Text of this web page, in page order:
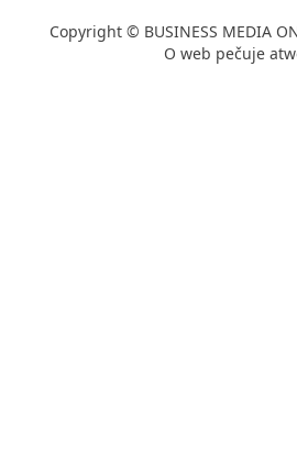
Copyright © BUSINESS MEDIA